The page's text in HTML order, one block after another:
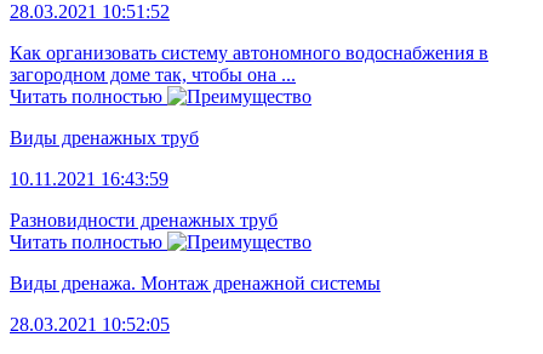
28.03.2021 10:51:52
Как организовать систему автономного водоснабжения в
загородном доме так, чтобы она ...
Читать полностью
Виды дренажных труб
10.11.2021 16:43:59
Разновидности дренажных труб
Читать полностью
Виды дренажа. Монтаж дренажной системы
28.03.2021 10:52:05